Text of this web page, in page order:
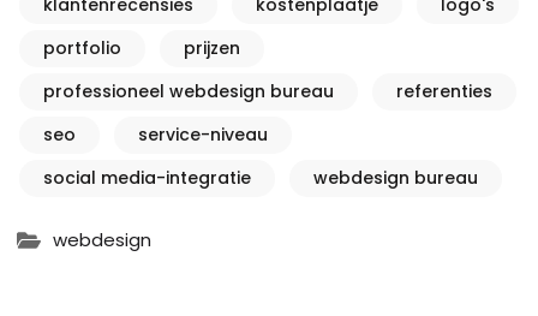
portfolio
prijzen
professioneel webdesign bureau
referenties
seo
service-niveau
social media-integratie
webdesign bureau
webdesign